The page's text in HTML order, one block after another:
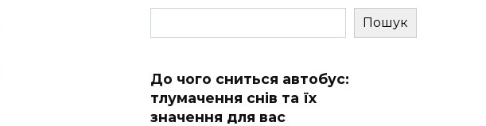
Пошук
До чого сниться автобус:
тлумачення снів та їх
значення для вас